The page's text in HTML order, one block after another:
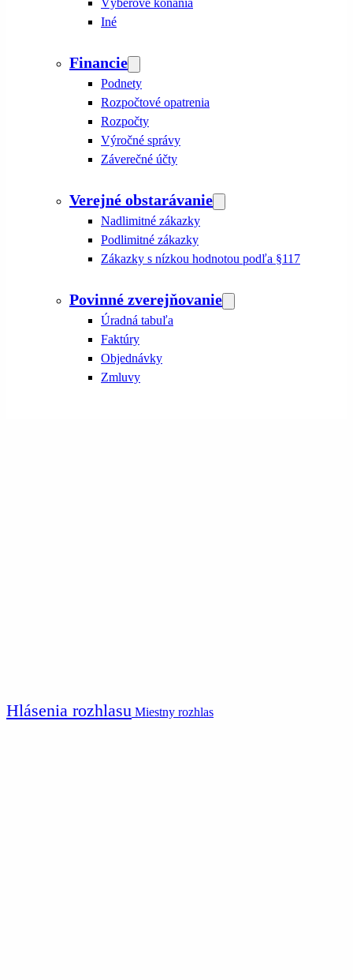
Výberové konania
Iné
Financie
Podnety
Rozpočtové opatrenia
Rozpočty
Výročné správy
Záverečné účty
Verejné obstarávanie
Nadlimitné zákazky
Podlimitné zákazky
Zákazky s nízkou hodnotou podľa §117
Povinné zverejňovanie
Úradná tabuľa
Faktúry
Objednávky
Zmluvy
Hlásenia rozhlasu Miestny rozhlas